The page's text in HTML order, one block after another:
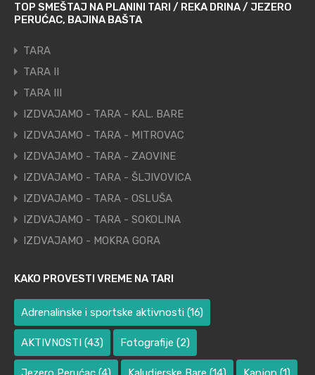
TOP SMEŠTAJ NA PLANINI TARI / REKA DRINA / JEZERO
PERUĆAC, BAJINA BAŠTA
TARA
TARA II
TARA III
IZDVAJAMO - TARA - KAL. BARE
IZDVAJAMO - TARA - MITROVAC
IZDVAJAMO - TARA - ZAOVINE
IZDVAJAMO - TARA - ŠLJIVOVICA
IZDVAJAMO - TARA - OSLUŠA
IZDVAJAMO - TARA - SOKOLINA
IZDVAJAMO - MOKRA GORA
KAKO PROVESTI VREME NA TARI
Adrenalinske i sportske aktivnosti (16)
AKTIVNOSTI (43) Fotografije (2)